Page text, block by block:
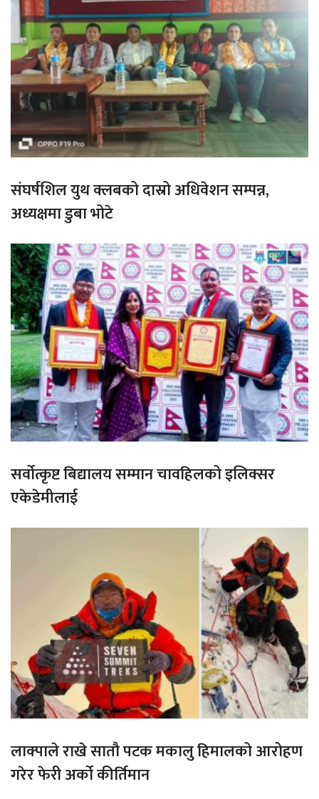
संघर्षशिल युथ क्लबको दास्रो अधिवेशन सम्पन्न,
अध्यक्षमा डुबा भोटे
सर्वोत्कृष्ट बिद्यालय सम्मान चावहिलको इलिक्सर
एकेडेमीलाई
लाक्पाले राखे सातौ पटक मकालु हिमालको आरोहण
गरेर फेरी अर्को कीर्तिमान